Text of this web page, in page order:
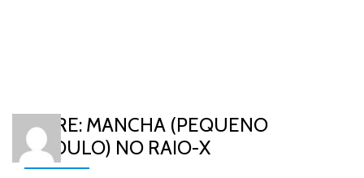
RE: RE: MANCHA (PEQUENO
NODULO) NO RAIO-X